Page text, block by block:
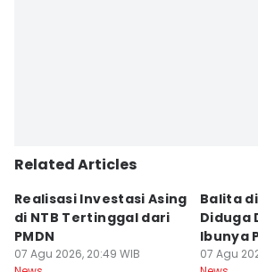
Related Articles
Realisasi Investasi Asing
di NTB Tertinggal dari
PMDN
07 Agu 2026, 20:49 WIB
Balita
Diduga
Ibunya
dan
07 Agu